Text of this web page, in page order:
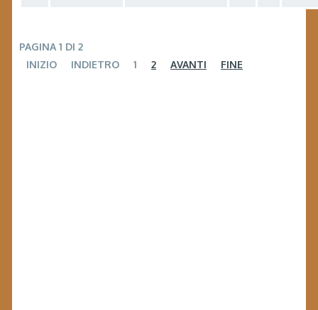
PAGINA 1 DI 2
INIZIO
INDIETRO 1 2 AVANTI FINE